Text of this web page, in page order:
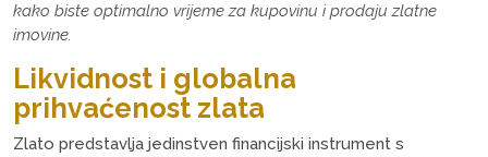
kako biste optimalno vrijeme za kupovinu i prodaju zlatne
imovine.
Likvidnost i globalna
prihvaćenost zlata
Zlato predstavlja jedinstven financijski instrument s